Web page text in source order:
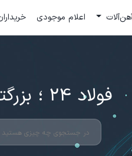
اعلام موجودی
فولاد 24 ؛ بزرگترین مرکز تجارت آنلاین فلزات